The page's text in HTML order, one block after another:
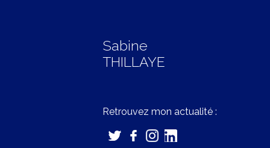
Sabine
THILLAYE
Retrouvez mon actualité :